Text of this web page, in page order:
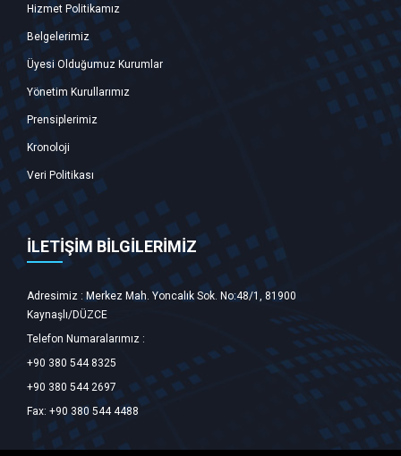
Hizmet Politikamız
Belgelerimiz
Üyesi Olduğumuz Kurumlar
Yönetim Kurullarımız
Prensiplerimiz
Kronoloji
Veri Politikası
İLETİŞİM BİLGİLERİMİZ
Adresimiz : Merkez Mah. Yoncalık Sok. No:48/1, 81900
Kaynaşlı/DÜZCE ‎
Telefon Numaralarımız :
+90 380 544 8325
+90 380 544 2697
Fax: +90 380 544 4488